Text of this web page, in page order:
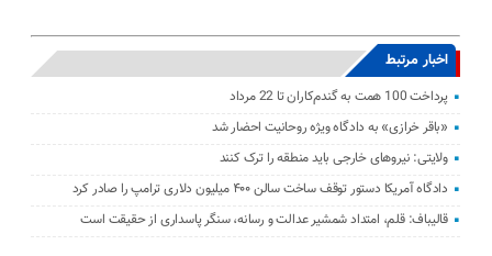
اخبار مرتبط
پرداخت 100 همت به گندم‌کاران تا 22 مرداد
«باقر خرازی» به دادگاه ویژه روحانیت احضار شد
ولایتی: نیرو‌های خارجی باید منطقه را ترک کنند
دادگاه آمریکا دستور توقف ساخت سالن ۴۰۰ میلیون دلاری ترامپ را صادر کرد
قالیباف: قلم، امتداد شمشیر عدالت و رسانه، سنگر پاسداری از حقیقت است